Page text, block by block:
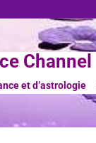
Channel
et